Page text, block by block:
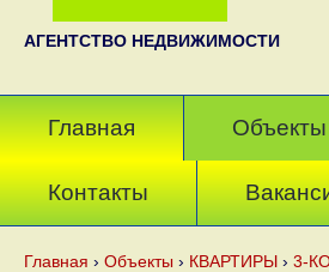
АГЕНТСТВО НЕДВИЖИМОСТИ
Главная Объекты
Контакты
Главная › Объекты › КВАРТИРЫ › 3-